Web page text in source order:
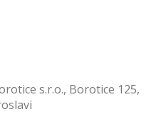
s.r.o., Borotice 125,